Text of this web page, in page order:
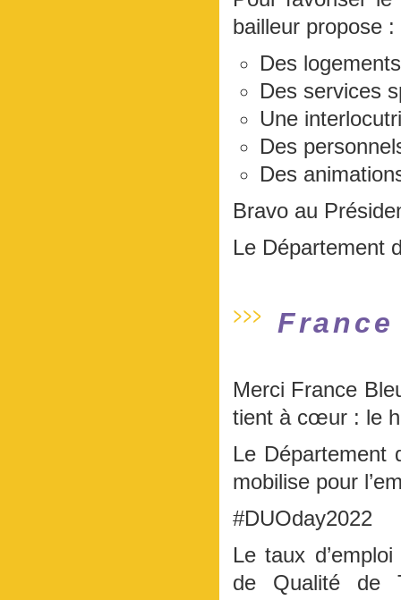
bailleur propose :
Des
Des services
Une
Des
Des
Bravo au
Le Département
Merci France
tient à cœur : le
Le Département
mobilise pour
#DUOday2022
Le taux
de Qualité de